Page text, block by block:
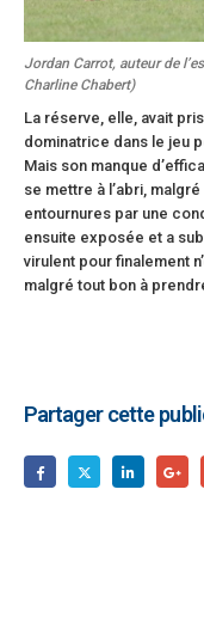
Jordan Carrot, auteur de
Charline Chabert)
La réserve, elle, avait
dominatrice dans le jeu
Mais son manque
se mettre à l’abri,
entournures par une
ensuite exposée et a
virulent pour finalement
malgré tout bon à
Partager cette